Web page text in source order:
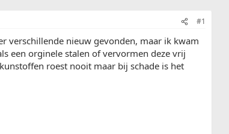
#1
verschillende nieuw gevonden, maar ik kwam
een orginele stalen of vervormen deze vrij
roest nooit maar bij schade is het